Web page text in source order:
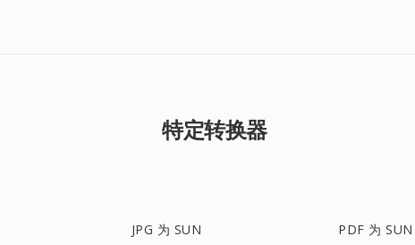
特定转换器
JPG 为 SUN PDF 为 SUN